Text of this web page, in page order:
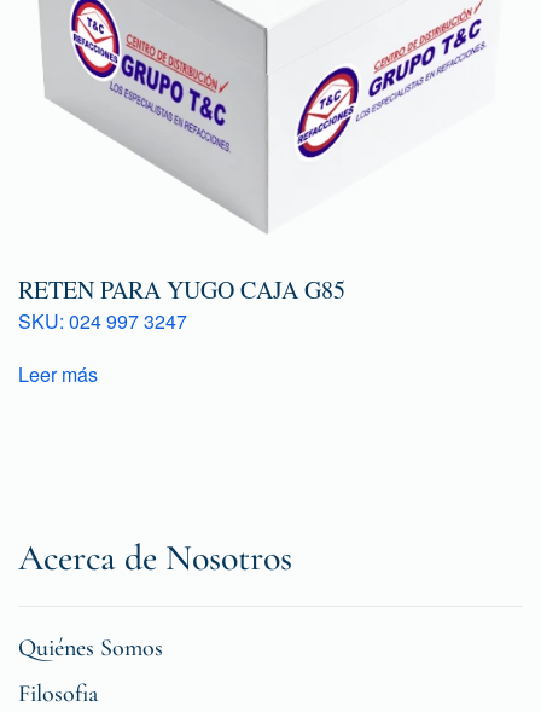
RETEN PARA YUGO CAJA G85
SKU: 024 997 3247
Leer más
Acerca de Nosotros
Quiénes Somos
Filosofia